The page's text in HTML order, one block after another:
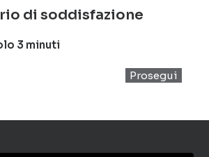
di soddisfazione
3 minuti
Prosegui